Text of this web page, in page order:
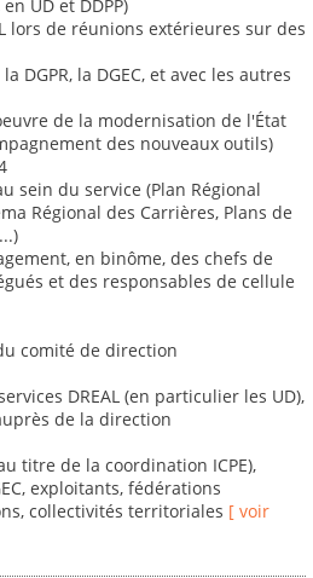
UD et DDPP)
lors de réunions extérieures sur des
DGPR, la DGEC, et avec les autres
de la modernisation de l'État
des nouveaux outils)
sein du service (Plan Régional
Régional des Carrières, Plans de
en binôme, des chefs de
et des responsables de cellule
comité de direction
DREAL (en particulier les UD),
de la direction
titre de la coordination ICPE),
exploitants, fédérations
collectivités territoriales [ voir